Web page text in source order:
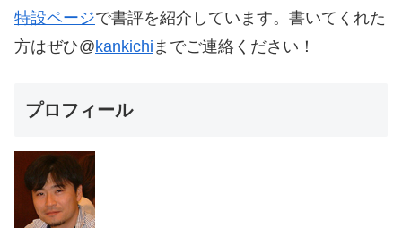
特設ページで書評を紹介しています。書いてくれた
方はぜひ@kankichi までご連絡ください！
プロフィール